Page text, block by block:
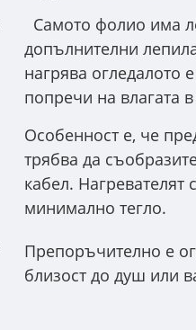
Самото фолио има
допълнителни
нагрява огледалото
попречи на влагата
Особенност е, че
трябва да
кабел. Нагревателят
минимално тегло.
Препоръчително е
близост до душ или